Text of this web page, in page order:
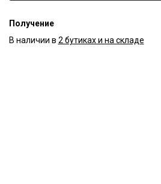
Получение
В наличии в 2 бутиках и на складе